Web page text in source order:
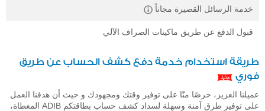
خدمة الرسائل القصيرة مجاناً
قبول الدفع عن طريق ماكينات الصراف الآلي
طريقة استخدام خدمة دفع كشف الحساب عن طريق
فوري
عميلنا العزيز، حرصًا منّا على توفير وقتك ومجهودك و حيث أن هدفنا العمل
على توفير طرق آمنة وسهلة لسداد كشف حساب بطاقتكم ADIB المغطاة،